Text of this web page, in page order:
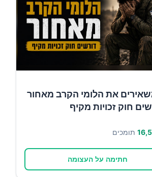
את הלומי הקרב מאחור
חוק זכויות מקיף
תומכים
חתימה על העצומה